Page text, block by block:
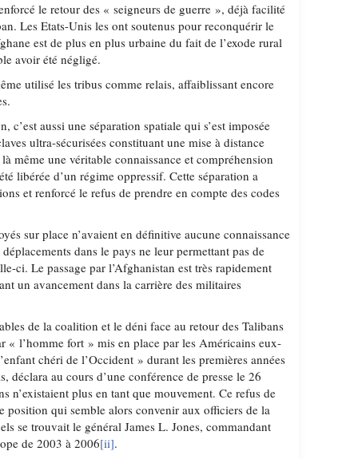
le retour des « seigneurs de guerre », déjà facilité
Les Etats-Unis les ont soutenus pour reconquérir le
est de plus en plus urbaine du fait de l’exode rural
avoir été négligé.
utilisé les tribus comme relais, affaiblissant encore
c’est aussi une séparation spatiale qui s’est imposée
ultra-sécurisées constituant une mise à distance
même une véritable connaissance et compréhension
libérée d’un régime oppressif. Cette séparation a
et renforcé le refus de prendre en compte des codes
sur place n’avaient en définitive aucune connaissance
dans le pays ne leur permettant pas de
ci. Le passage par l’Afghanistan est très rapidement
un avancement dans la carrière des militaires
de la coalition et le déni face au retour des Talibans
« l’homme fort » mis en place par les Américains eux-
chéri de l’Occident » durant les premières années
déclara au cours d’une conférence de presse le 26
n’existaient plus en tant que mouvement. Ce refus de
position qui semble alors convenir aux officiers de la
se trouvait le général James L. Jones, commandant
de 2003 à 2006[ii].